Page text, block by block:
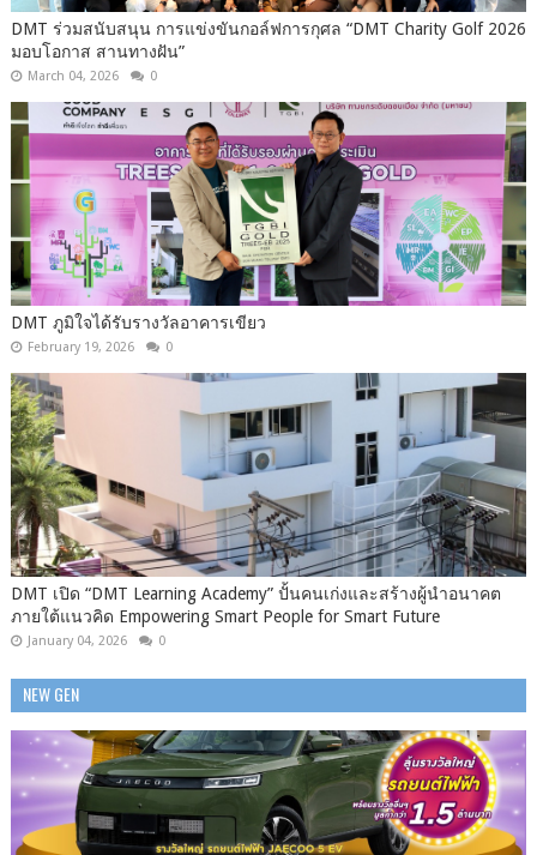
DMT ร่วมสนับสนุน การแข่งขันกอล์ฟการกุศล “DMT Charity Golf 2026
มอบโอกาส สานทางฝัน”
March 04, 2026 0
DMT ภูมิใจได้รับรางวัลอาคารเขียว
February 19, 2026 0
DMT เปิด “DMT Learning Academy” ปั้นคนเก่งและสร้างผู้นำอนาคต
ภายใต้แนวคิด Empowering Smart People for Smart Future
January 04, 2026 0
NEW GEN